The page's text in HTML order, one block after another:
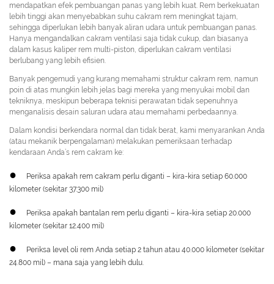
mendapatkan efek pembuangan panas yang lebih kuat. Rem berkekuatan
lebih tinggi akan menyebabkan suhu cakram rem meningkat tajam,
sehingga diperlukan lebih banyak aliran udara untuk pembuangan panas.
Hanya mengandalkan cakram ventilasi saja tidak cukup, dan biasanya
dalam kasus kaliper rem multi-piston, diperlukan cakram ventilasi
berlubang yang lebih efisien.
Banyak pengemudi yang kurang memahami struktur cakram rem, namun
poin di atas mungkin lebih jelas bagi mereka yang menyukai mobil dan
tekniknya, meskipun beberapa teknisi perawatan tidak sepenuhnya
menganalisis desain saluran udara atau memahami perbedaannya.
Dalam kondisi berkendara normal dan tidak berat, kami menyarankan Anda
(atau mekanik berpengalaman) melakukan pemeriksaan terhadap
kendaraan Anda’s rem cakram ke:
●
Periksa apakah rem cakram perlu diganti – kira-kira setiap 60.000
kilometer (sekitar 37.300 mil)
●
Periksa apakah bantalan rem perlu diganti – kira-kira setiap 20.000
kilometer (sekitar 12.400 mil)
●
Periksa level oli rem Anda setiap 2 tahun atau 40.000 kilometer (sekitar
24.800 mil) – mana saja yang lebih dulu.